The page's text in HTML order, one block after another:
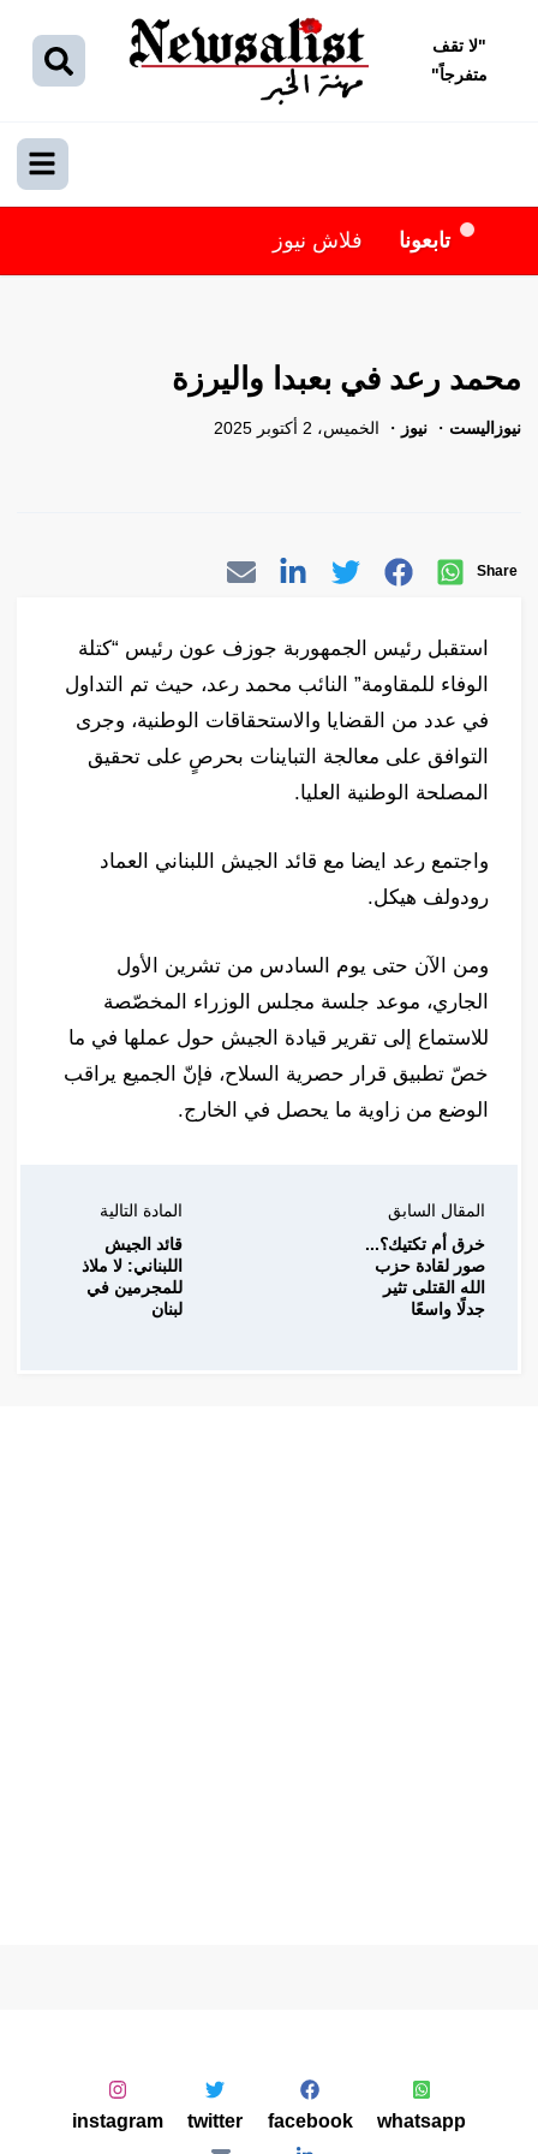
"لا تقف
متفرجاً"
تابعونا فلاش نيوز
محمد رعد في بعبدا واليرزة
نيوزاليست نيوز الخميس، 2 أكتوبر 2025
Share
استقبل رئيس الجمهوربة جوزف عون رئيس “كتلة
الوفاء للمقاومة” النائب محمد رعد، حيث تم التداول
في عدد من القضايا والاستحقاقات الوطنية، وجرى
التوافق على معالجة التباينات بحرصٍ على تحقيق
المصلحة الوطنية العليا.
واجتمع رعد ايضا مع قائد الجيش اللبناني العماد
رودولف هيكل.
ومن الآن حتى يوم السادس من تشرين الأول
الجاري، موعد جلسة مجلس الوزراء المخصّصة
للاستماع إلى تقرير قيادة الجيش حول عملها في ما
خصّ تطبيق قرار حصرية السلاح، فإنّ الجميع يراقب
الوضع من زاوية ما يحصل في الخارج.
المقال السابق
خرق أم تكتيك؟...
صور لقادة حزب
الله القتلى تثير
جدلًا واسعًا
المادة التالية
قائد الجيش
اللبناني: لا ملاذ
للمجرمين في
لبنان
whatsapp
facebook
twitter
instagram